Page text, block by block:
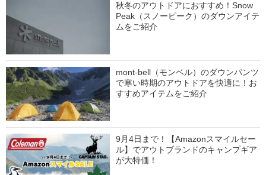
秋冬のアウトドアにおすすめ！Snow
Peak（スノーピーク）のダウンアイテ
ムをご紹介
mont-bell（モンベル）のダウンパンツ
で寒い時期のアウトドアを快適に！お
すすめアイテムをご紹介
9月4日まで！【Amazonスマイルセー
ル】でアウトブランドのキャンプギア
が大特価！